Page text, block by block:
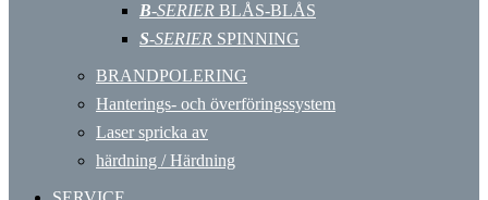
B-SERIER BLÅS-BLÅS
S-SERIER SPINNING
BRANDPOLERING
Hanterings- och överföringssystem
Laser spricka av
härdning / Härdning